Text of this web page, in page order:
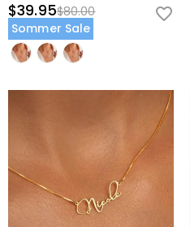
$39.95$80.00
Sommer Sale